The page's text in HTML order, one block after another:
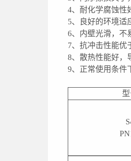
4、耐化学腐蚀性
5、良好的环境适
6、内壁光滑，不
7、抗冲击性能优
8、散热性能好，
9、正常使用条件